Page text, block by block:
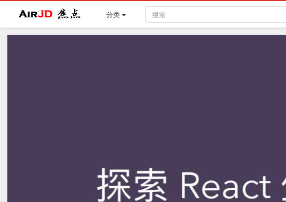
Air焦点 分类